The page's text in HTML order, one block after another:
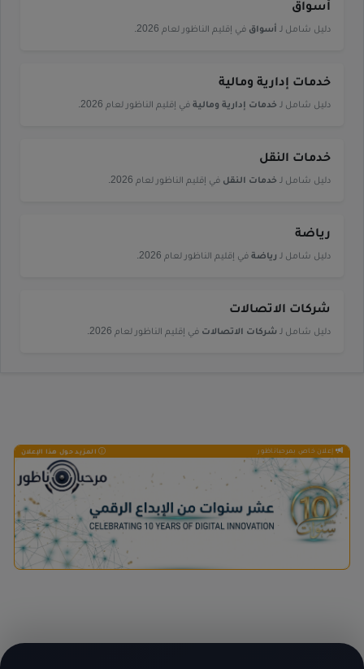
أسواق
دليل شامل لـ أسواق في إقليم الناظور لعام 2026.
خدمات إدارية ومالية
دليل شامل لـ خدمات إدارية ومالية في إقليم الناظور لعام 2026.
خدمات النقل
دليل شامل لـ خدمات النقل في إقليم الناظور لعام 2026.
رياضة
دليل شامل لـ رياضة في إقليم الناظور لعام 2026.
شركات الاتصالات
دليل شامل لـ شركات الاتصالات في إقليم الناظور لعام 2026.
إعلان خاص بمرحباناظور المزيد حول هذا الإعلان